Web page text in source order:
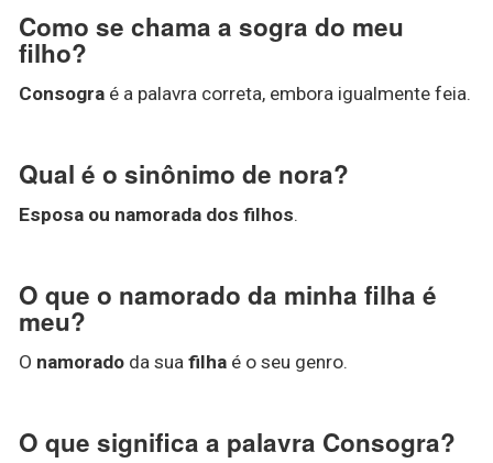
Como se chama a sogra do meu
filho?
Consogra é a palavra correta, embora igualmente feia.
Qual é o sinônimo de nora?
Esposa ou namorada dos filhos.
O que o namorado da minha filha é
meu?
O namorado da sua filha é o seu genro.
O que significa a palavra Consogra?